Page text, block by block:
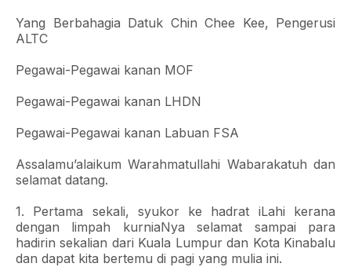
Yang Berbahagia Datuk Chin Chee Kee, Pengerusi
ALTC
Pegawai-Pegawai kanan MOF
Pegawai-Pegawai kanan LHDN
Pegawai-Pegawai kanan Labuan FSA
Assalamu’alaikum Warahmatullahi Wabarakatuh dan
selamat datang.
1. Pertama sekali, syukor ke hadrat iLahi kerana
dengan limpah kurniaNya selamat sampai para
hadirin sekalian dari Kuala Lumpur dan Kota Kinabalu
dan dapat kita bertemu di pagi yang mulia ini.